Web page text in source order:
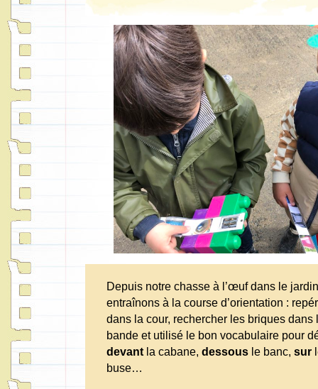
Depuis notre chasse à l’œuf dans le
entraînons à la course d’orientation :
dans la cour, rechercher les briques dans
bande et utilisé le bon vocabulaire pour
devant la cabane, dessous le banc, sur
buse…